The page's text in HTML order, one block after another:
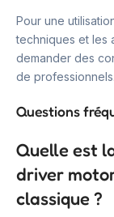
Pour une
techniques et les
demander des
de professionnels.
Questions
Quelle est
driver
classique ?